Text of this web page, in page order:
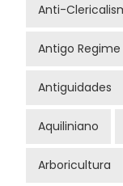
Anti-
Antigo Regime
Antiguidades
Aquiliniano
Arboricultura